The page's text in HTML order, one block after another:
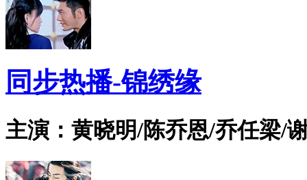
同步热播-锦绣缘
主演：黄晓明/陈乔恩/乔任梁/